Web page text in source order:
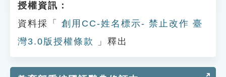
授權資訊：
資料採「
創用CC-姓名標示- 禁止改作 臺
灣3.0版授權條款
」釋出